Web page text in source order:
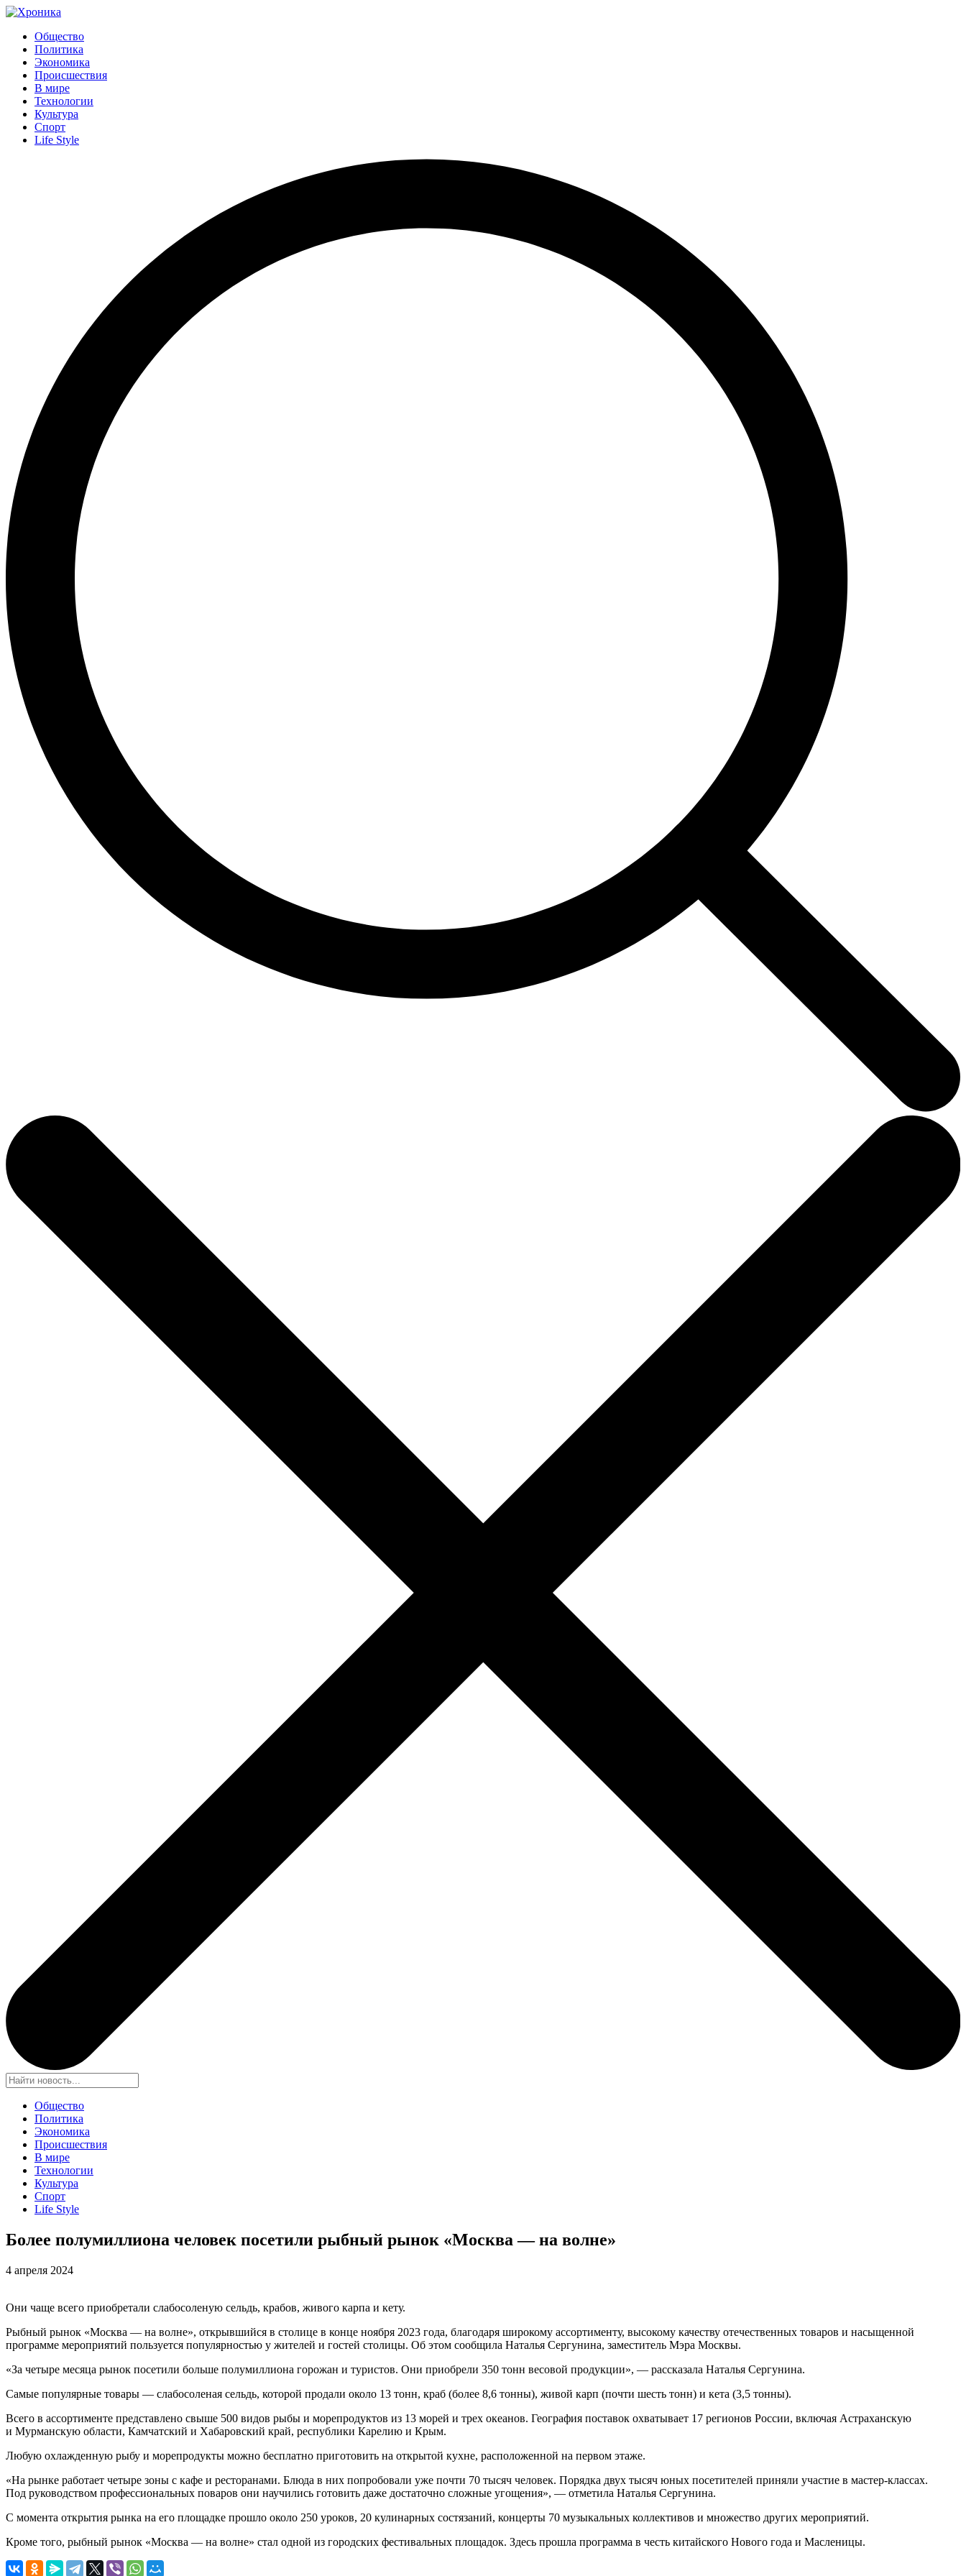
Общество
Политика
Экономика
Происшествия
В мире
Технологии
Культура
Спорт
Life Style
Общество
Политика
Экономика
Происшествия
В мире
Технологии
Культура
Спорт
Life Style
Более полумиллиона человек посетили рыбный рынок «Москва — на волне»
4 апреля 2024
Они чаще всего приобретали слабосоленую сельдь, крабов, живого карпа и кету.
Рыбный рынок «Москва — на волне», открывшийся в столице в конце ноября 2023 года, благодаря широкому ассортименту, высокому качеству отечественных товаров и насыщенной
программе мероприятий пользуется популярностью у жителей и гостей столицы. Об этом сообщила Наталья Сергунина, заместитель Мэра Москвы.
«За четыре месяца рынок посетили больше полумиллиона горожан и туристов. Они приобрели 350 тонн весовой продукции», — рассказала Наталья Сергунина.
Самые популярные товары — слабосоленая сельдь, которой продали около 13 тонн, краб (более 8,6 тонны), живой карп (почти шесть тонн) и кета (3,5 тонны).
Всего в ассортименте представлено свыше 500 видов рыбы и морепродуктов из 13 морей и трех океанов. География поставок охватывает 17 регионов России, включая Астраханскую
и Мурманскую области, Камчатский и Хабаровский край, республики Карелию и Крым.
Любую охлажденную рыбу и морепродукты можно бесплатно приготовить на открытой кухне, расположенной на первом этаже.
«На рынке работает четыре зоны с кафе и ресторанами. Блюда в них попробовали уже почти 70 тысяч человек. Порядка двух тысяч юных посетителей приняли участие в мастер-классах.
Под руководством профессиональных поваров они научились готовить даже достаточно сложные угощения», — отметила Наталья Сергунина.
С момента открытия рынка на его площадке прошло около 250 уроков, 20 кулинарных состязаний, концерты 70 музыкальных коллективов и множество других мероприятий.
Кроме того, рыбный рынок «Москва — на волне» стал одной из городских фестивальных площадок. Здесь прошла программа в честь китайского Нового года и Масленицы.